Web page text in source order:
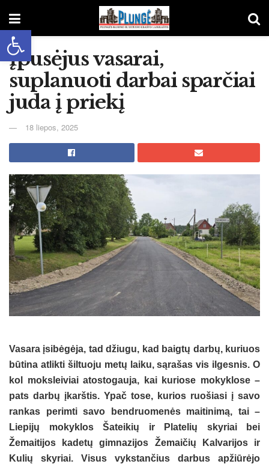
Open toolbar
Įpusėjus vasarai,
suplanuoti darbai sparčiai
juda į priekį
18 liepos, 2025
Vasara įsibėgėja, tad džiugu, kad baigtų darbų, kuriuos
būtina atlikti šiltuoju metų laiku, sąrašas vis ilgesnis. O
kol moksleiviai atostogauja, kai kuriose mokyklose –
pats darbų įkarštis. Ypač tose, kurios ruošiasi į savo
rankas perimti savo bendruomenės maitinimą, tai –
Liepijų mokyklos Šateikių ir Platelių skyriai bei
Žemaitijos kadetų gimnazijos Žemaičių Kalvarijos ir
Kulių skyriai. Visus vykstančius darbus apžiūrėjo